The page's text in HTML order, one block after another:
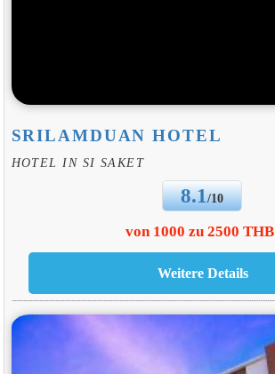
SRILAMDUAN HOTEL
HOTEL IN SI SAKET
8.1/10
von 1000 zu 2500 THB